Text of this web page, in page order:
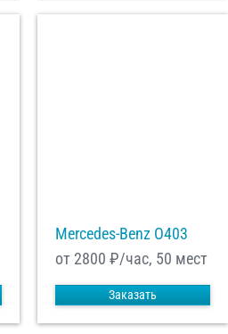
Mercedes-Benz О403
от 2800 ₽/час, 50 мест
Заказать